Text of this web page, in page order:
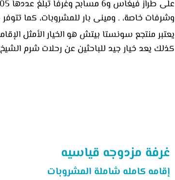
يعتبر منتجع سونستا بيتش هو الخيار الأمثل
كذلك يعد خيار جيد للباحثين عن رحلات شرم الشيخ
وشرفات خاصة، . ومينى بار للمشروبات، كما تتوفر
غرفة مزدوجه قياسيه
إقامه كامله شاملة المشروبات